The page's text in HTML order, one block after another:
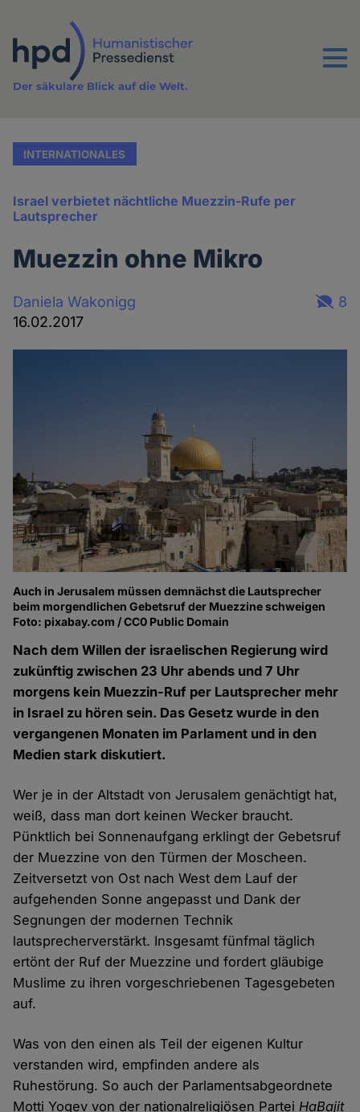
Inhalt
Menu
Der säkulare Blick auf die Welt.
INTERNATIONALES
Israel verbietet nächtliche Muezzin-Rufe per
Lautsprecher
Muezzin ohne Mikro
Daniela Wakonigg
16.02.2017
8
Auch in Jerusalem müssen demnächst die Lautsprecher
beim morgendlichen Gebetsruf der Muezzine schweigen
Foto: pixabay.com / CC0 Public Domain
Nach dem Willen der israelischen Regierung wird
zukünftig zwischen 23 Uhr abends und 7 Uhr
morgens kein Muezzin-Ruf per Lautsprecher mehr
in Israel zu hören sein. Das Gesetz wurde in den
vergangenen Monaten im Parlament und in den
Medien stark diskutiert.
Wer je in der Altstadt von Jerusalem genächtigt hat,
weiß, dass man dort keinen Wecker braucht.
Pünktlich bei Sonnenaufgang erklingt der Gebetsruf
der Muezzine von den Türmen der Moscheen.
Zeitversetzt von Ost nach West dem Lauf der
aufgehenden Sonne angepasst und Dank der
Segnungen der modernen Technik
lautsprecherverstärkt. Insgesamt fünfmal täglich
ertönt der Ruf der Muezzine und fordert gläubige
Muslime zu ihren vorgeschriebenen Tagesgebeten
auf.
Was von den einen als Teil der eigenen Kultur
verstanden wird, empfinden andere als
Ruhestörung. So auch der Parlamentsabgeordnete
Motti Yogev von der nationalreligiösen ParteiHaBajit